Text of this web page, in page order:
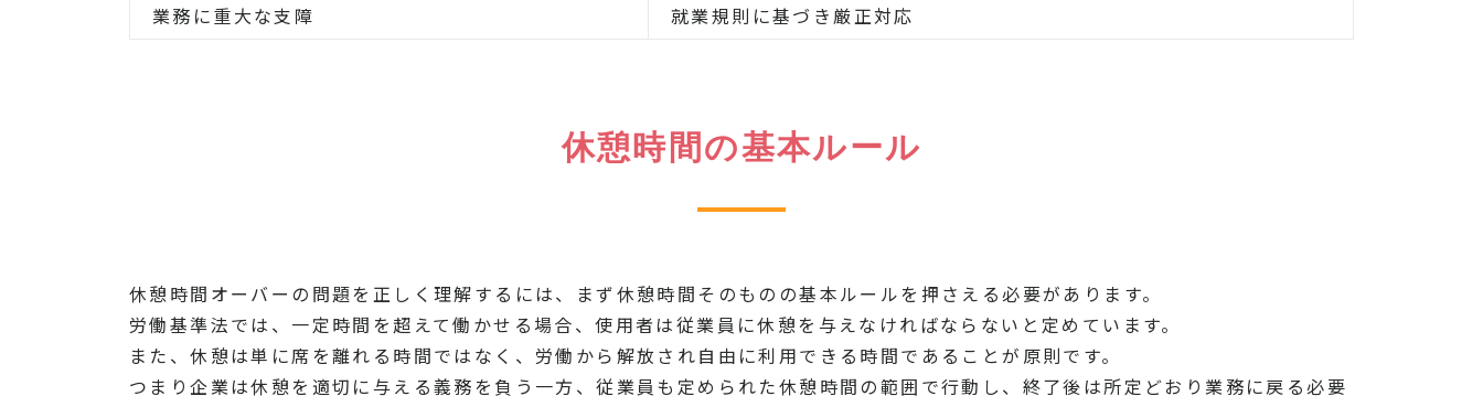
業務に重大な支障
就業規則に基づき厳正対応
休憩時間の基本ルール
休憩時間オーバーの問題を正しく理解するには、まず休憩時間そのものの基本ルールを押さえる必要があります。
労働基準法では、一定時間を超えて働かせる場合、使用者は従業員に休憩を与えなければならないと定めています。
また、休憩は単に席を離れる時間ではなく、労働から解放され自由に利用できる時間であることが原則です。
つまり企業は休憩を適切に与える義務を負う一方、従業員も定められた休憩時間の範囲で行動し、終了後は所定どおり業務に戻る必要